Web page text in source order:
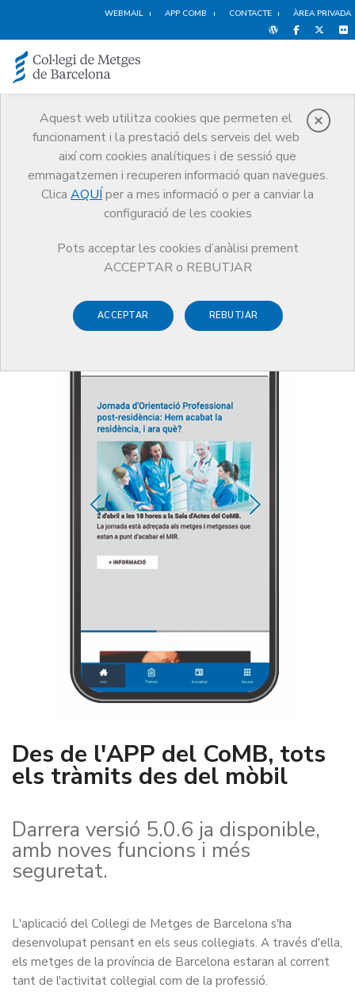
WEBMAIL APP COMB CONTACTE ÀREA PRIVADA
Aquest web utilitza cookies que permeten el
funcionament i la prestació dels serveis del web
així com cookies analítiques i de sessió que
emmagatzemen i recuperen informació quan navegues.
Clica AQUÍ per a mes informació o per a canviar la
configuració de les cookies
Pots acceptar les cookies d’anàlisi prement
ACCEPTAR o REBUTJAR
ACCEPTAR REBUTJAR
APP del CoMB
Des de l'APP del CoMB, tots
els tràmits des del mòbil
Darrera versió 5.0.6 ja disponible,
amb noves funcions i més
seguretat.
L'aplicació del Col·legi de Metges de Barcelona s'ha
desenvolupat pensant en els seus col·legiats. A través d'ella,
els metges de la província de Barcelona estaran al corrent
tant de l'activitat col·legial com de la professió.